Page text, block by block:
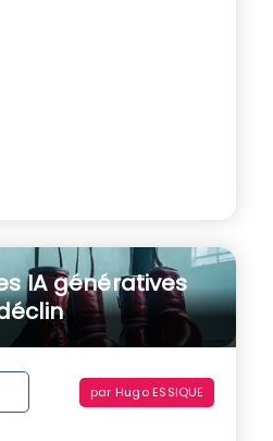
IA génératives
par Hugo ESSIQUE